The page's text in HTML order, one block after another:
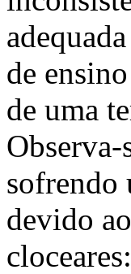
de
de uma
sofrendo
devido